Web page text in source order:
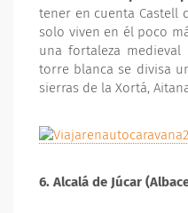
tener en cuenta Castell
solo viven en él poco
una fortaleza
torre blanca se divisa
sierras de la Xortá,
6. Alcalá de Júcar